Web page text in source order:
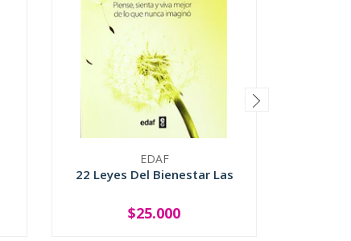
EDAF
22 Leyes Del Bienestar Las
+
$25.000